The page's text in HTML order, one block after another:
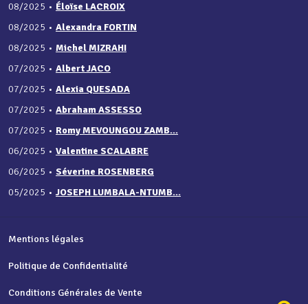
08/2025 • Éloïse LACROIX
08/2025 • Alexandra FORTIN
08/2025 • Michel MIZRAHI
07/2025 • Albert JACO
07/2025 • Alexia QUESADA
07/2025 • Abraham ASSESSO
07/2025 • Romy MEVOUNGOU ZAMB...
06/2025 • Valentine SCALABRE
06/2025 • Séverine ROSENBERG
05/2025 • JOSEPH LUMBALA-NTUMB...
Mentions légales
Politique de Confidentialité
Conditions Générales de Vente